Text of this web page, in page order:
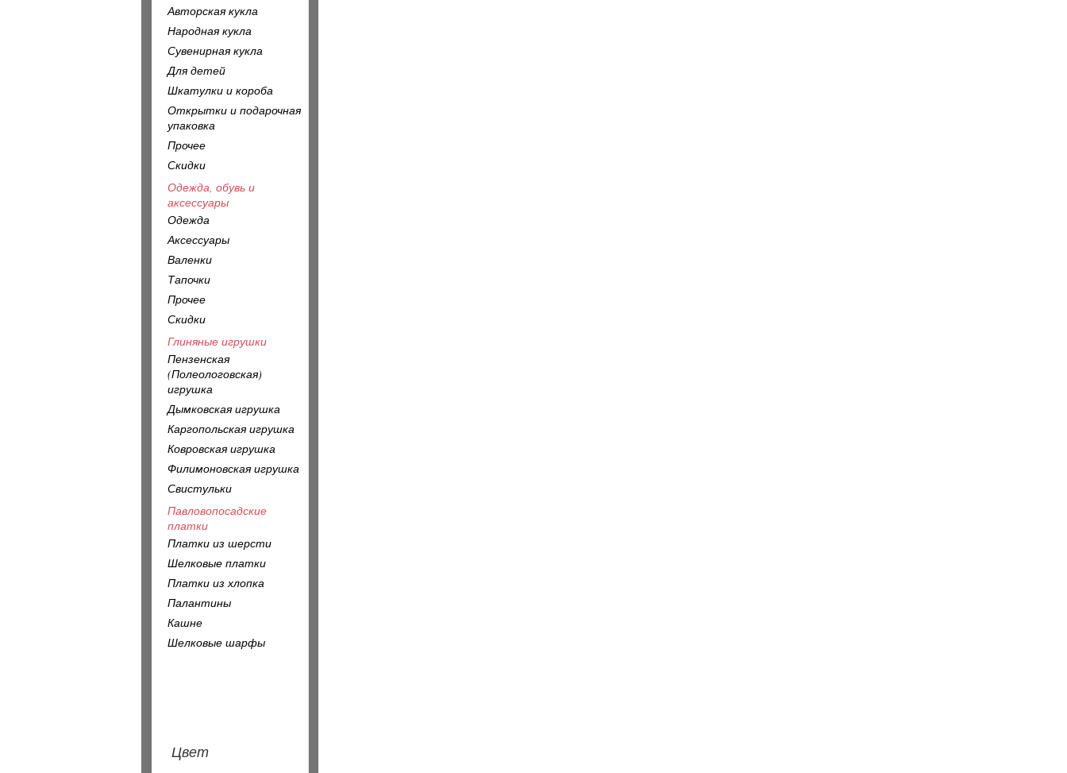
Авторская кукла
Народная кукла
Сувенирная кукла
Для детей
Шкатулки и короба
Открытки и подарочная
упаковка
Прочее
Скидки
Одежда, обувь и
аксессуары
Одежда
Аксессуары
Валенки
Тапочки
Прочее
Скидки
Глиняные игрушки
Пензенская
(Полеологовская)
игрушка
Дымковская игрушка
Каргопольская игрушка
Ковровская игрушка
Филимоновская игрушка
Свистульки
Павловопосадские
платки
Платки из шерсти
Шелковые платки
Платки из хлопка
Палантины
Кашне
Шелковые шарфы
Цвет